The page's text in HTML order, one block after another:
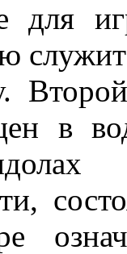
для
в